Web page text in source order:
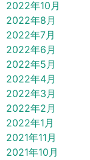
2022年10月
2022年8月
2022年7月
2022年6月
2022年5月
2022年4月
2022年3月
2022年2月
2022年1月
2021年11月
2021年10月